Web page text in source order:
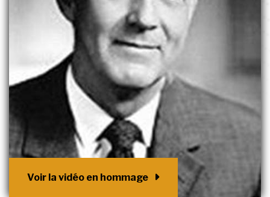
Voir la vidéo en hommage